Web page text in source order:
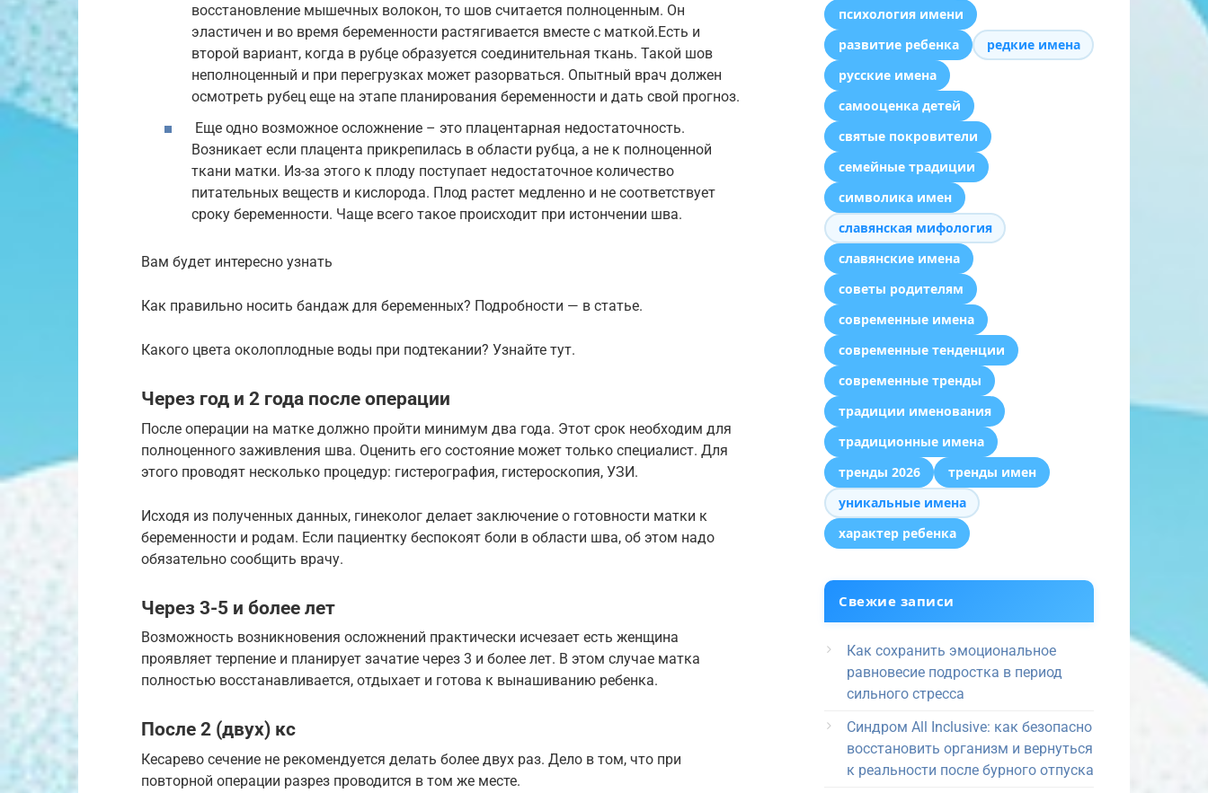
восстановление мышечных волокон, то шов считается полноценным. Он
эластичен и во время беременности растягивается вместе с маткой.Есть и
второй вариант, когда в рубце образуется соединительная ткань. Такой шов
неполноценный и при перегрузках может разорваться. Опытный врач должен
осмотреть рубец еще на этапе планирования беременности и дать свой прогноз.
Еще одно возможное осложнение – это плацентарная недостаточность.
Возникает если плацента прикрепилась в области рубца, а не к полноценной
ткани матки. Из-за этого к плоду поступает недостаточное количество
питательных веществ и кислорода. Плод растет медленно и не соответствует
сроку беременности. Чаще всего такое происходит при истончении шва.
Вам будет интересно узнать
Как правильно носить бандаж для беременных? Подробности — в статье.
Какого цвета околоплодные воды при подтекании? Узнайте тут.
Через год и 2 года после операции
После операции на матке должно пройти минимум два года. Этот срок необходим для
полноценного заживления шва. Оценить его состояние может только специалист. Для
этого проводят несколько процедур: гистерография, гистероскопия, УЗИ.
Исходя из полученных данных, гинеколог делает заключение о готовности матки к
беременности и родам. Если пациентку беспокоят боли в области шва, об этом надо
обязательно сообщить врачу.
Через 3-5 и более лет
Возможность возникновения осложнений практически исчезает есть женщина
проявляет терпение и планирует зачатие через 3 и более лет. В этом случае матка
полностью восстанавливается, отдыхает и готова к вынашиванию ребенка.
После 2 (двух) кс
Кесарево сечение не рекомендуется делать более двух раз. Дело в том, что при
повторной операции разрез проводится в том же месте.
психология имени
развитие ребенка
редкие имена
русские имена
самооценка детей
святые покровители
семейные традиции
символика имен
славянская мифология
славянские имена
советы родителям
современные имена
современные тенденции
современные тренды
традиции именования
традиционные имена
тренды 2026
тренды имен
уникальные имена
характер ребенка
Свежие записи
Как сохранить эмоциональное
равновесие подростка в период
сильного стресса
Синдром All Inclusive: как безопасно
восстановить организм и вернуться
к реальности после бурного отпуска